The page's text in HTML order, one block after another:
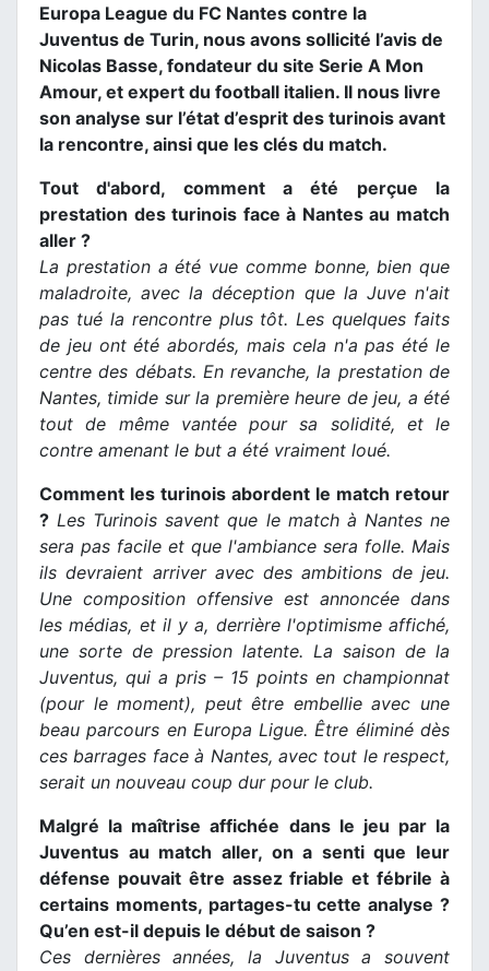
Europa League du FC Nantes contre la
Juventus de Turin, nous avons sollicité l’avis de
Nicolas Basse, fondateur du site Serie A Mon
Amour, et expert du football italien. Il nous livre
son analyse sur l’état d’esprit des turinois avant
la rencontre, ainsi que les clés du match.
Tout d'abord, comment a été perçue la
prestation des turinois face à Nantes au match
aller ?
La prestation a été vue comme bonne, bien que
maladroite, avec la déception que la Juve n'ait
pas tué la rencontre plus tôt. Les quelques faits
de jeu ont été abordés, mais cela n'a pas été le
centre des débats. En revanche, la prestation de
Nantes, timide sur la première heure de jeu, a été
tout de même vantée pour sa solidité, et le
contre amenant le but a été vraiment loué.
Comment les turinois abordent le match retour
? Les Turinois savent que le match à Nantes ne
sera pas facile et que l'ambiance sera folle. Mais
ils devraient arriver avec des ambitions de jeu.
Une composition offensive est annoncée dans
les médias, et il y a, derrière l'optimisme affiché,
une sorte de pression latente. La saison de la
Juventus, qui a pris – 15 points en championnat
(pour le moment), peut être embellie avec une
beau parcours en Europa Ligue. Être éliminé dès
ces barrages face à Nantes, avec tout le respect,
serait un nouveau coup dur pour le club.
Malgré la maîtrise affichée dans le jeu par la
Juventus au match aller, on a senti que leur
défense pouvait être assez friable et fébrile à
certains moments, partages-tu cette analyse ?
Qu’en est-il depuis le début de saison ?
Ces dernières années, la Juventus a souvent